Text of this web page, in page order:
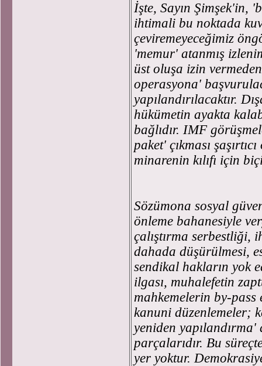
İşte, Sayın Şimşek'in,
ihtimali bu noktada
çeviremeyeceğimiz
'memur' atanmış
üst oluşa izin
operasyona'
yapılandırılacaktır.
hükümetin ayakta
bağlıdır. IMF
paket' çıkması
minarenin kılıfı için
Sözümona sosyal
önleme bahanesiyle
çalıştırma serbestliği,
dahada düşürülmesi,
sendikal hakların yok
ilgası, muhalefetin
mahkemelerin by-
kanuni düzenlemeler;
yeniden yapılandırma'
parçalarıdır. Bu
yer yoktur.